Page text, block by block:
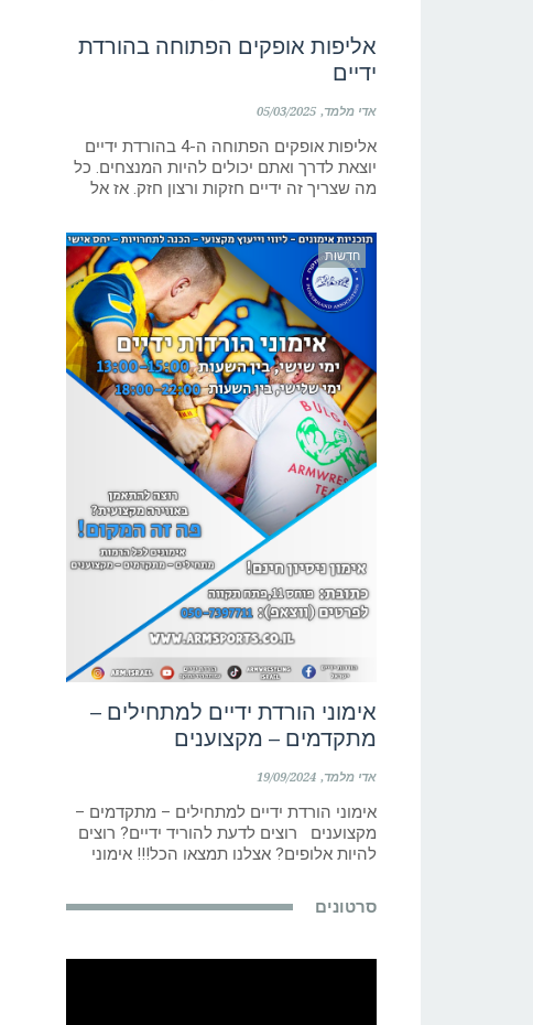
אליפות אופקים הפתוחה בהורדת
ידיים
אדי מלמד 05/03/2025
אליפות אופקים הפתוחה ה-4 בהורדת ידיים
יוצאת לדרך ואתם יכולים להיות המנצחים. כל
מה שצריך זה ידיים חזקות ורצון חזק. אז אל
חדשות
אימוני הורדת ידיים למתחילים –
מתקדמים – מקצוענים
אדי מלמד 19/09/2024
אימוני הורדת ידיים למתחילים – מתקדמים –
מקצוענים רוצים לדעת להוריד ידיים? רוצים
להיות אלופים? אצלנו תמצאו הכל!!! אימוני
סרטונים